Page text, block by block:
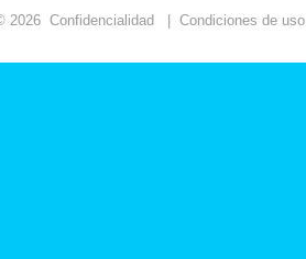
2026 Confidencialidad Condiciones de uso